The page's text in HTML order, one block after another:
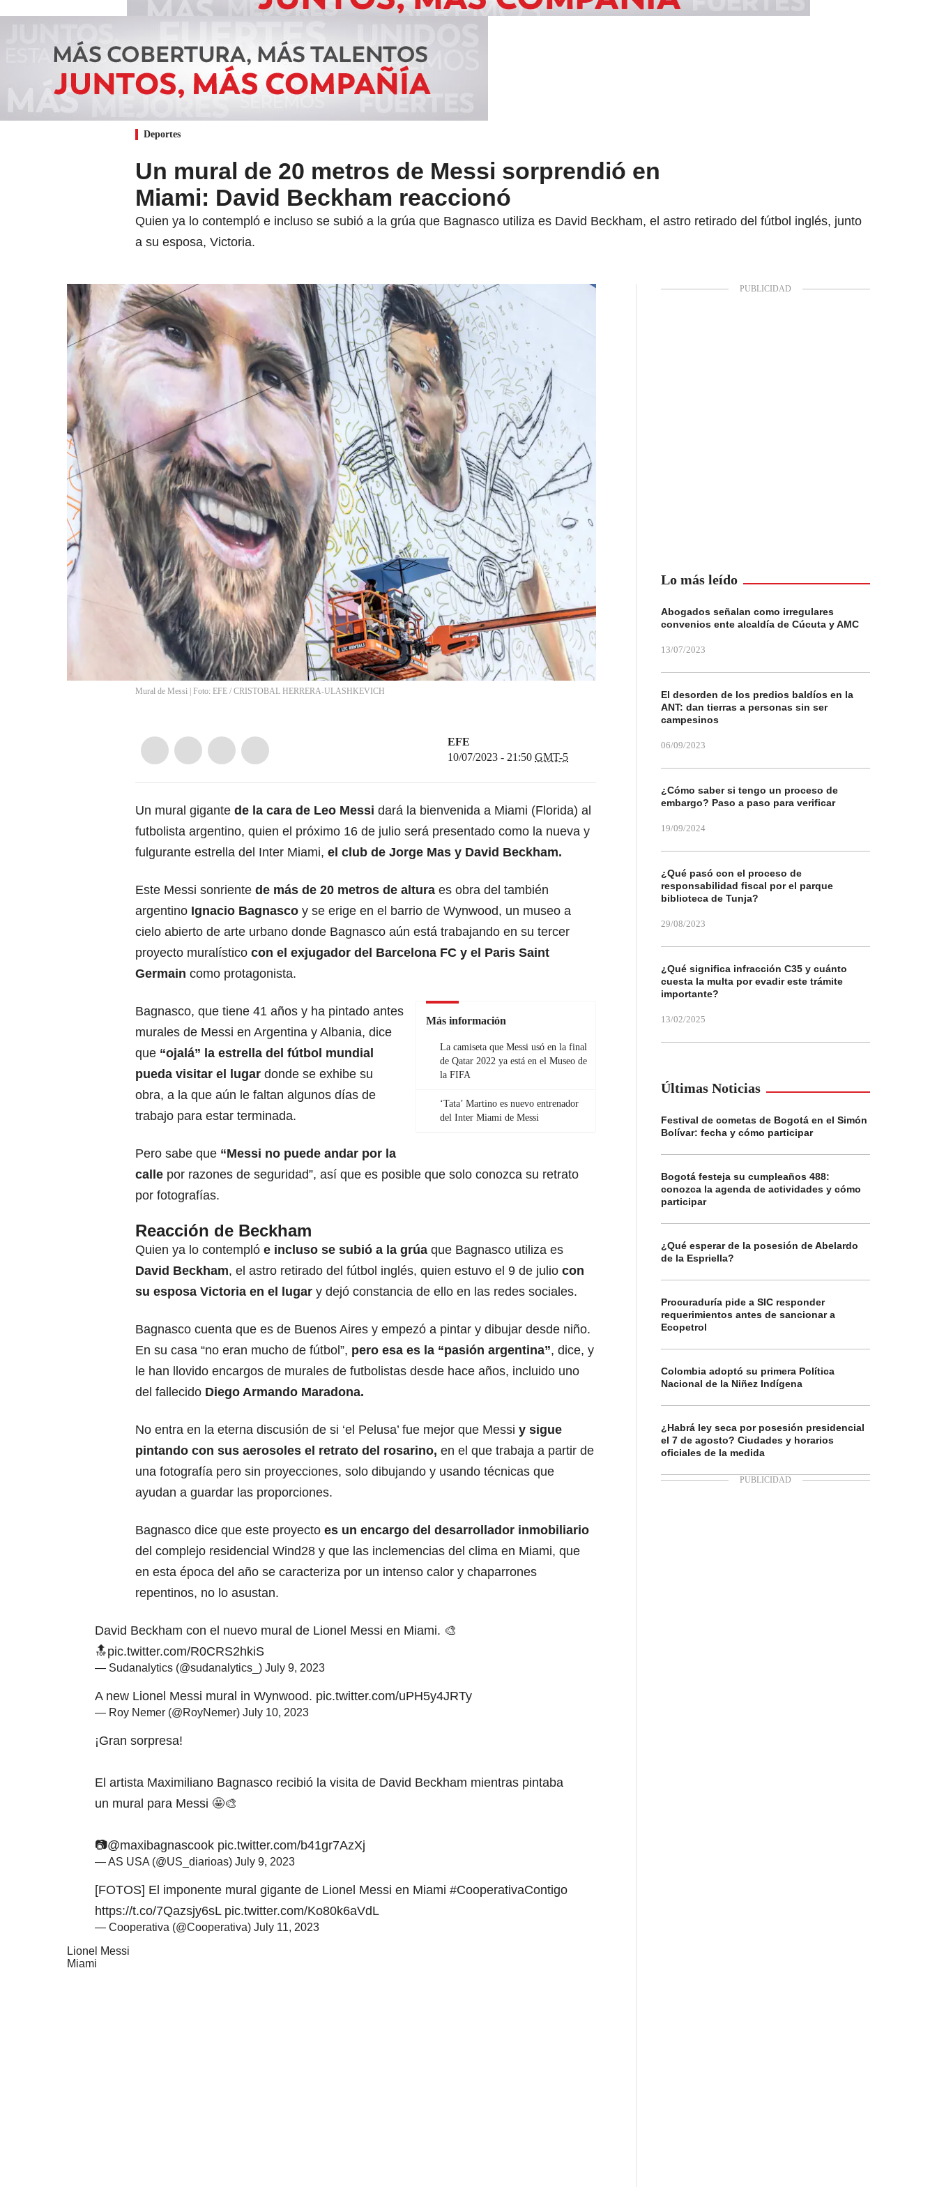
Deportes
Un mural de 20 metros de Messi sorprendió en
Miami: David Beckham reaccionó
Quien ya lo contempló e incluso se subió a la grúa que Bagnasco utiliza es David Beckham, el astro retirado del fútbol inglés, junto
a su esposa, Victoria.
Mural de Messi | Foto: EFE / CRISTOBAL HERRERA-ULASHKEVICH
EFE
10/07/2023 - 21:50 GMT-5
Un mural gigante de la cara de Leo Messi dará la bienvenida a Miami (Florida) al
futbolista argentino, quien el próximo 16 de julio será presentado como la nueva y
fulgurante estrella del Inter Miami, el club de Jorge Mas y David Beckham.
Este Messi sonriente de más de 20 metros de altura es obra del también
argentino Ignacio Bagnasco y se erige en el barrio de Wynwood, un museo a
cielo abierto de arte urbano donde Bagnasco aún está trabajando en su tercer
proyecto muralístico con el exjugador del Barcelona FC y el Paris Saint
Germain como protagonista.
Más información
La camiseta que Messi usó en la final
de Qatar 2022 ya está en el Museo de
la FIFA
‘Tata’ Martino es nuevo entrenador
del Inter Miami de Messi
Bagnasco, que tiene 41 años y ha pintado antes
murales de Messi en Argentina y Albania, dice
que “ojalá” la estrella del fútbol mundial
pueda visitar el lugar donde se exhibe su
obra, a la que aún le faltan algunos días de
trabajo para estar terminada.
Pero sabe que “Messi no puede andar por la
calle por razones de seguridad”, así que es posible que solo conozca su retrato
por fotografías.
Reacción de Beckham
Quien ya lo contempló e incluso se subió a la grúa que Bagnasco utiliza es
David Beckham, el astro retirado del fútbol inglés, quien estuvo el 9 de julio con
su esposa Victoria en el lugar y dejó constancia de ello en las redes sociales.
Bagnasco cuenta que es de Buenos Aires y empezó a pintar y dibujar desde niño.
En su casa “no eran mucho de fútbol”, pero esa es la “pasión argentina”, dice, y
le han llovido encargos de murales de futbolistas desde hace años, incluido uno
del fallecido Diego Armando Maradona.
No entra en la eterna discusión de si ‘el Pelusa’ fue mejor que Messi y sigue
pintando con sus aerosoles el retrato del rosarino, en el que trabaja a partir de
una fotografía pero sin proyecciones, solo dibujando y usando técnicas que
ayudan a guardar las proporciones.
Bagnasco dice que este proyecto es un encargo del desarrollador inmobiliario
del complejo residencial Wind28 y que las inclemencias del clima en Miami, que
en esta época del año se caracteriza por un intenso calor y chaparrones
repentinos, no lo asustan.
David Beckham con el nuevo mural de Lionel Messi en Miami. 🎨
🔝pic.twitter.com/R0CRS2hkiS
— Sudanalytics (@sudanalytics_) July 9, 2023
A new Lionel Messi mural in Wynwood. pic.twitter.com/uPH5y4JRTy
— Roy Nemer (@RoyNemer) July 10, 2023
¡Gran sorpresa!
El artista Maximiliano Bagnasco recibió la visita de David Beckham mientras pintaba
un mural para Messi 🤩🎨
📷@maxibagnascook pic.twitter.com/b41gr7AzXj
— AS USA (@US_diarioas) July 9, 2023
[FOTOS] El imponente mural gigante de Lionel Messi en Miami #CooperativaContigo
https://t.co/7Qazsjy6sL pic.twitter.com/Ko80k6aVdL
— Cooperativa (@Cooperativa) July 11, 2023
Lionel Messi
Miami
Lo más leído
Abogados señalan como irregulares
convenios ente alcaldía de Cúcuta y AMC
13/07/2023
El desorden de los predios baldíos en la
ANT: dan tierras a personas sin ser
campesinos
06/09/2023
¿Cómo saber si tengo un proceso de
embargo? Paso a paso para verificar
19/09/2024
¿Qué pasó con el proceso de
responsabilidad fiscal por el parque
biblioteca de Tunja?
29/08/2023
¿Qué significa infracción C35 y cuánto
cuesta la multa por evadir este trámite
importante?
13/02/2025
Últimas Noticias
Festival de cometas de Bogotá en el Simón
Bolívar: fecha y cómo participar
Bogotá festeja su cumpleaños 488:
conozca la agenda de actividades y cómo
participar
¿Qué esperar de la posesión de Abelardo
de la Espriella?
Procuraduría pide a SIC responder
requerimientos antes de sancionar a
Ecopetrol
Colombia adoptó su primera Política
Nacional de la Niñez Indígena
¿Habrá ley seca por posesión presidencial
el 7 de agosto? Ciudades y horarios
oficiales de la medida